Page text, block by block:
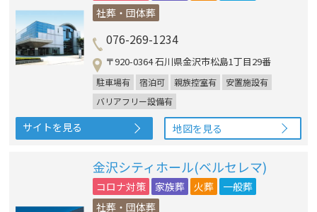
社葬・団体葬
076-269-1234
〒920-0364 石川県金沢市松島1丁目29番
駐車場有 宿泊可 親族控室有
安置施設有
バリアフリー設備有
サイトを見る 地図を見る
金沢シティホール(ベルセレマ)
コロナ対策 家族葬 火葬
一般葬
社葬・団体葬